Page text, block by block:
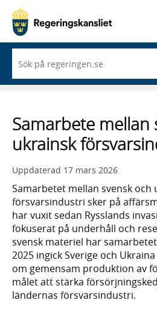
du
börjar
skriva
en
lista
med
Samarbete mellan
ukrainsk
Uppdaterad 17 mars 2026
Samarbetet mellan svensk och
försvarsindustri sker på
har vuxit sedan Rysslands
fokuserat på underhåll och
svensk materiel har
2025 ingick Sverige och
om gemensam produktion av
målet att stärka
ländernas försvarsindustri.